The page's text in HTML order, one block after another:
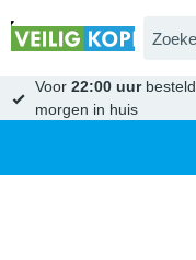
Voor22:00 uurbesteld,
morgen in huis